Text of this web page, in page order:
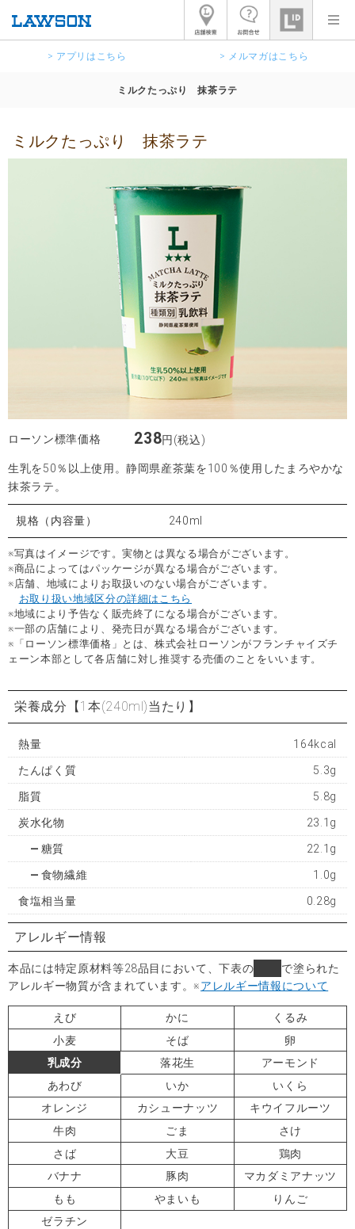
> アプリはこちら > メルマガはこちら
ミルクたっぷり 抹茶ラテ
ミルクたっぷり 抹茶ラテ
ローソン標準価格 238円(税込)
生乳を50％以上使用。静岡県産茶葉を100％使用したまろやかな
抹茶ラテ。
規格（内容量） 240ml
※写真はイメージです。実物とは異なる場合がございます。
※商品によってはパッケージが異なる場合がございます。
※店舗、地域によりお取扱いのない場合がございます。
お取り扱い地域区分の詳細はこちら
※地域により予告なく販売終了になる場合がございます。
※一部の店舗により、発売日が異なる場合がございます。
※「ローソン標準価格」とは、株式会社ローソンがフランチャイズチ
ェーン本部として各店舗に対し推奨する売価のことをいいます。
栄養成分 【1本(240ml)当たり】
熱量 164kcal
たんぱく質 5.3g
脂質 5.8g
炭水化物 23.1g
糖質 22.1g
食物繊維 1.0g
食塩相当量 0.28g
アレルギー情報
本品には特定原材料等28品目において、下表の
で塗られた
アレルギー物質が含まれています。※アレルギー情報について
えび かに
くるみ
小麦
そば
卵
乳成分
落花生
アーモンド
あわび
いか
いくら
オレンジ
カシューナッツ
キウイフルーツ
牛肉
ごま
さけ
さば
大豆
鶏肉
バナナ
豚肉
マカダミアナッツ
もも
やまいも
りんご
ゼラチン